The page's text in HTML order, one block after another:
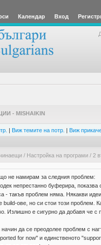
Календар Вход
- MISHAIKIN
| Виж темите на потр. | Виж
/ Настройка на програми/ 2
не намирам за следния проблем:
непрестанно буферира,
- такъв проблем няма. Някакви
build-ове, но си стои този проблем.
Излишно е сигурно да добавя че
да се преодолее проблем с
for now" и единственото